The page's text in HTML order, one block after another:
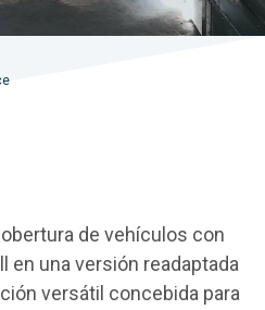
de vehículos con
en una versión readaptada
versátil concebida para